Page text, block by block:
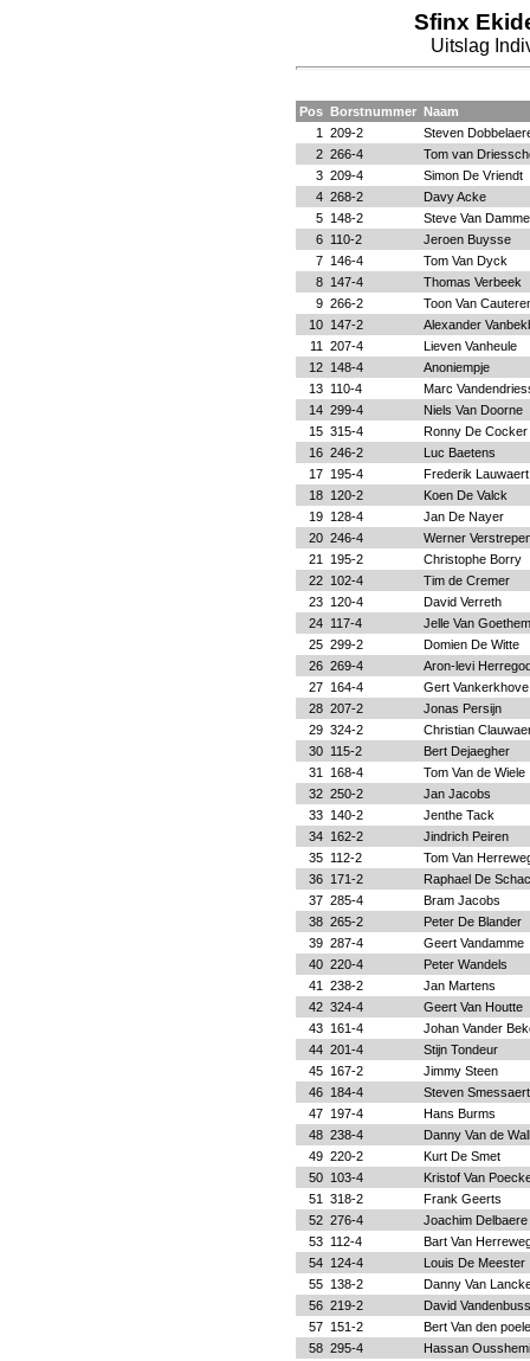
Sfinx
Uitslag
Pos Borstnummer Naam
1
209-2
Steven
2 266-4
Tom van
3 209-4
Simon De Vriendt
4 268-2
Davy Acke
5 148-2
Steve Van Damme
6 110-2
Jeroen Buysse
7 146-4
Tom Van Dyck
8 147-4
Thomas Verbeek
9 266-2
Toon Van
10 147-2
Alexander
11
207-4
Lieven Vanheule
12 148-4
Anoniempje
13 110-4
Marc
14 299-4
Niels Van Doorne
15 315-4
Ronny De Cocker
16 246-2
Luc Baetens
17 195-4
Frederik Lauwaert
18 120-2
Koen De Valck
19 128-4
Jan De Nayer
20 246-4
Werner
21
195-2
Christophe Borry
22 102-4
Tim de Cremer
23 120-4
David Verreth
24 117-4
Jelle Van Goethem
25 299-2
Domien De Witte
26 269-4
Aron-levi
27 164-4
Gert Vankerkhove
28 207-2
Jonas Persijn
29 324-2
Christian
30 115-2
Bert Dejaegher
31
168-4
Tom Van de Wiele
32 250-2
Jan Jacobs
33 140-2
Jenthe Tack
34 162-2
Jindrich Peiren
35 112-2
Tom Van
36 171-2
Raphael De
37 285-4
Bram Jacobs
38 265-2
Peter De Blander
39 287-4
Geert Vandamme
40 220-4
Peter Wandels
41
238-2
Jan Martens
42 324-4
Geert Van Houtte
43 161-4
Johan Vander
44 201-4
Stijn Tondeur
45 167-2
Jimmy Steen
46 184-4
Steven Smessaert
47 197-4
Hans Burms
48 238-4
Danny Van de
49 220-2
Kurt De Smet
50 103-4
Kristof Van
51
318-2
Frank Geerts
52 276-4
Joachim Delbaere
53 112-4
Bart Van
54 124-4
Louis De Meester
55 138-2
Danny Van
56 219-2
David
57 151-2
Bert Van den poele
58 295-4
Hassan